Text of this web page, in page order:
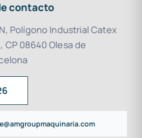
contacto
Polígono Industrial Catex
CP 08640 Olesa de